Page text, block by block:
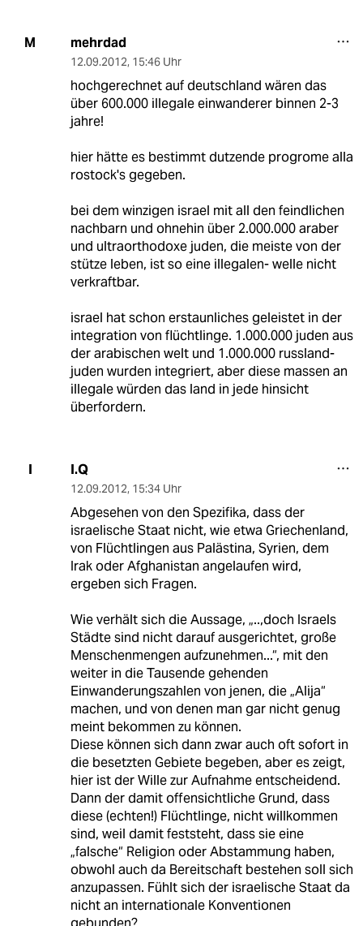
M mehrdad
12.09.2012, 15:46 Uhr
hochgerechnet auf deutschland wären das
über 600.000 illegale einwanderer binnen 2-3
jahre!
hier hätte es bestimmt dutzende progrome alla
rostock's gegeben.
bei dem winzigen israel mit all den feindlichen
nachbarn und ohnehin über 2.000.000 araber
und ultraorthodoxe juden, die meiste von der
stütze leben, ist so eine illegalen- welle nicht
verkraftbar.
israel hat schon erstaunliches geleistet in der
integration von flüchtlinge. 1.000.000 juden aus
der arabischen welt und 1.000.000 russland-
juden wurden integriert, aber diese massen an
illegale würden das land in jede hinsicht
überfordern.
I I.Q
12.09.2012, 15:34 Uhr
Abgesehen von den Spezifika, dass der
israelische Staat nicht, wie etwa Griechenland,
von Flüchtlingen aus Palästina, Syrien, dem
Irak oder Afghanistan angelaufen wird,
ergeben sich Fragen.
Wie verhält sich die Aussage, „..,doch Israels
Städte sind nicht darauf ausgerichtet, große
Menschenmengen aufzunehmen...“, mit den
weiter in die Tausende gehenden
Einwanderungszahlen von jenen, die „Alija“
machen, und von denen man gar nicht genug
meint bekommen zu können.
Diese können sich dann zwar auch oft sofort in
die besetzten Gebiete begeben, aber es zeigt,
hier ist der Wille zur Aufnahme entscheidend.
Dann der damit offensichtliche Grund, dass
diese (echten!) Flüchtlinge, nicht willkommen
sind, weil damit feststeht, dass sie eine
„falsche“ Religion oder Abstammung haben,
obwohl auch da Bereitschaft bestehen soll sich
anzupassen. Fühlt sich der israelische Staat da
nicht an internationale Konventionen